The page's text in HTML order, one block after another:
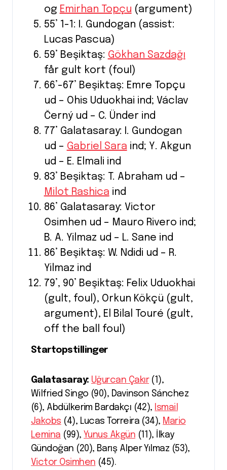
og Emirhan Topçu (argument)
55’ 1-1: I. Gundogan (assist:
Lucas Pascua)
59’ Beşiktaş: Gökhan Sazdağı
får gult kort (foul)
66’-67’ Beşiktaş: Emre Topçu
ud – Ohis Uduokhai ind; Václav
Černý ud – C. Ünder ind
77’ Galatasaray: I. Gundogan
ud – Gabriel Sara ind; Y. Akgun
ud – E. Elmali ind
83’ Beşiktaş: T. Abraham ud –
Milot Rashica ind
86’ Galatasaray: Victor
Osimhen ud – Mauro Rivero ind;
B. A. Yilmaz ud – L. Sane ind
86’ Beşiktaş: W. Ndidi ud – R.
Yilmaz ind
79’, 90’ Beşiktaş: Felix Uduokhai
(gult, foul), Orkun Kökçü (gult,
argument), El Bilal Touré (gult,
off the ball foul)
Startopstillinger
Galatasaray: Uğurcan Çakır(1),
Wilfried Singo (90), Davinson Sánchez
(6), Abdülkerim Bardakçı (42), Ismail
Jakobs (4), Lucas Torreira (34), Mario
Lemina (99), Yunus Akgün (11), İlkay
Gündoğan (20), Barış Alper Yılmaz (53),
Victor Osimhen (45).